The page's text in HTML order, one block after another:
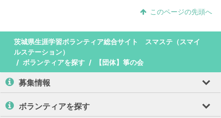
このページの先頭へ
茨城県生涯学習ボランティア総合サイト スマステ（スマイ
ルステーション）
ボランティアを探す
【団体】箏の会
募集情報
ボランティアを探す